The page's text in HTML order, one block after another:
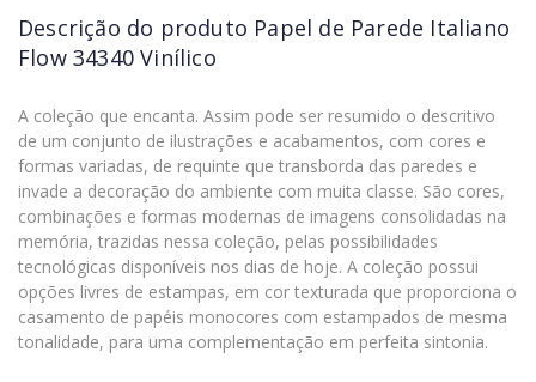
Descrição do produto Papel de Parede Italiano
Flow 34340 Vinílico
A coleção que encanta. Assim pode ser resumido o descritivo
de um conjunto de ilustrações e acabamentos, com cores e
formas variadas, de requinte que transborda das paredes e
invade a decoração do ambiente com muita classe. São cores,
combinações e formas modernas de imagens consolidadas na
memória, trazidas nessa coleção, pelas possibilidades
tecnológicas disponíveis nos dias de hoje. A coleção possui
opções livres de estampas, em cor texturada que proporciona o
casamento de papéis monocores com estampados de mesma
tonalidade, para uma complementação em perfeita sintonia.